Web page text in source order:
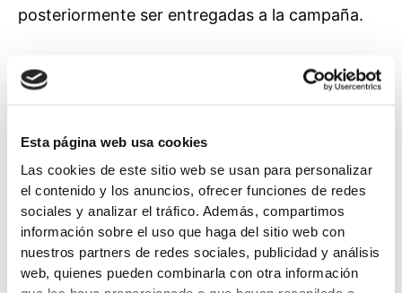
Esta página web usa cookies
Las cookies de este sitio web se usan para personalizar
el contenido y los anuncios, ofrecer funciones de redes
sociales y analizar el tráfico. Además, compartimos
información sobre el uso que haga del sitio web con
nuestros partners de redes sociales, publicidad y análisis
web, quienes pueden combinarla con otra información
posteriormente ser entregadas a la campaña.
Desde la Fundación agradecemos a David
Molinos, biólogo responsable de la actividad, su
ANTERIOR